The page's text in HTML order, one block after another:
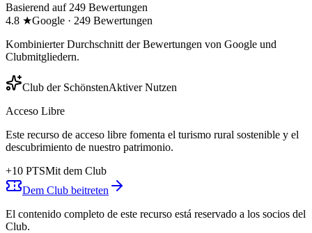
Basierend auf 249 Bewertungen
4.8 ★Google · 249 Bewertungen
Kombinierter Durchschnitt der Bewertungen von Google und
Clubmitgliedern.
Club der SchönstenAktiver Nutzen
Acceso Libre
Este recurso de acceso libre fomenta el turismo rural sostenible y el
descubrimiento de nuestro patrimonio.
+10 PTSMit dem Club
Dem Club beitreten
El contenido completo de este recurso está reservado a los socios del
Club.